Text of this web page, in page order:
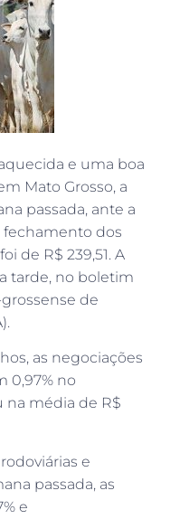
e uma boa
Mato Grosso, a
passada, ante a
fechamento dos
de R$ 239,51. A
tarde, no boletim
de
as negociações
0,97% no
na média de R$
e
passada, as
e